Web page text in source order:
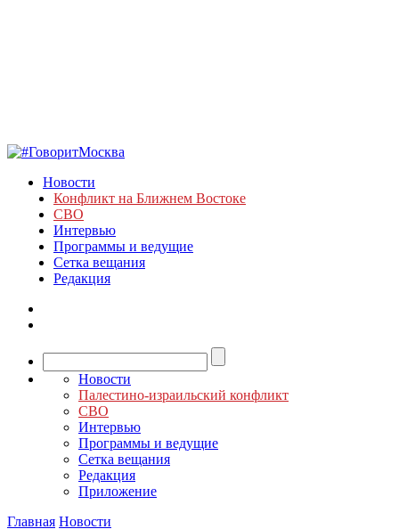
Новости
Конфликт на Ближнем Востоке
СВО
Интервью
Программы и ведущие
Сетка вещания
Редакция
Новости
Палестино-израильский конфликт
СВО
Интервью
Программы и ведущие
Сетка вещания
Редакция
Приложение
Главная Новости